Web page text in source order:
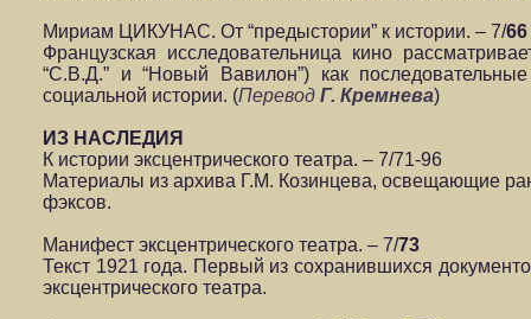
Мириам ЦИКУНАС. От “предыстории” к истории. – 7/66
Французская исследовательница кино
“С.В.Д.” и “Новый Вавилон”) как
социальной истории. (Перевод Г. Кремнева)
ИЗ НАСЛЕДИЯ
К истории эксцентрического театра. – 7/71-96
Материалы из архива Г.М. Козинцева, освещающие
фэксов.
Манифест эксцентрического театра. – 7/73
Текст 1921 года. Первый из сохранившихся
эксцентрического театра.